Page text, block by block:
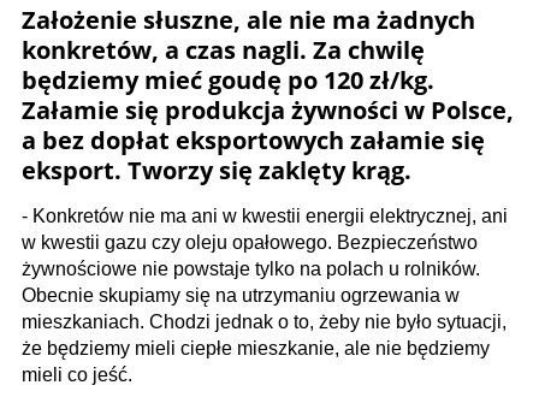
Założenie słuszne, ale nie ma żadnych
konkretów, a czas nagli. Za chwilę
będziemy mieć goudę po 120 zł/kg.
Załamie się produkcja żywności w Polsce,
a bez dopłat eksportowych załamie się
eksport. Tworzy się zaklęty krąg.
- Konkretów nie ma ani w kwestii energii elektrycznej, ani
w kwestii gazu czy oleju opałowego. Bezpieczeństwo
żywnościowe nie powstaje tylko na polach u rolników.
Obecnie skupiamy się na utrzymaniu ogrzewania w
mieszkaniach. Chodzi jednak o to, żeby nie było sytuacji,
że będziemy mieli ciepłe mieszkanie, ale nie będziemy
mieli co jeść.